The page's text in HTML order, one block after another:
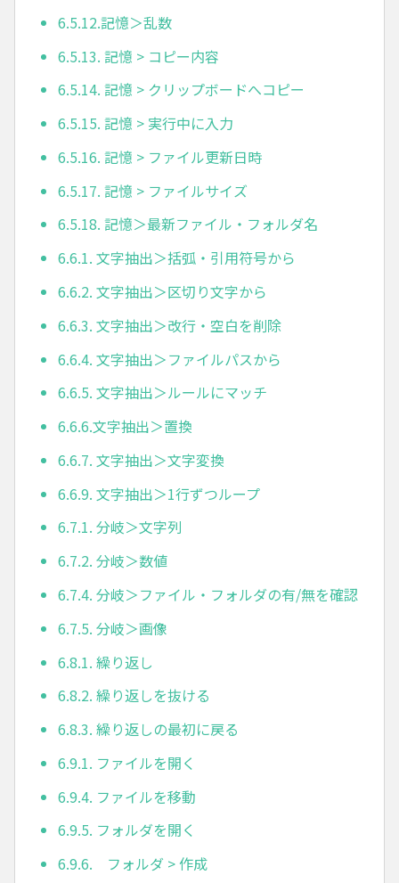
6.5.12.記憶＞乱数
6.5.13. 記憶 > コピー内容
6.5.14. 記憶 > クリップボードへコピー
6.5.15. 記憶 > 実行中に入力
6.5.16. 記憶 > ファイル更新日時
6.5.17. 記憶 > ファイルサイズ
6.5.18. 記憶＞最新ファイル・フォルダ名
6.6.1. 文字抽出＞括弧・引用符号から
6.6.2. 文字抽出＞区切り文字から
6.6.3. 文字抽出＞改行・空白を削除
6.6.4. 文字抽出＞ファイルパスから
6.6.5. 文字抽出＞ルールにマッチ
6.6.6.文字抽出＞置換
6.6.7. 文字抽出＞文字変換
6.6.9. 文字抽出＞1行ずつループ
6.7.1. 分岐＞文字列
6.7.2. 分岐＞数値
6.7.4. 分岐＞ファイル・フォルダの有/無を確認
6.7.5. 分岐＞画像
6.8.1. 繰り返し
6.8.2. 繰り返しを抜ける
6.8.3. 繰り返しの最初に戻る
6.9.1. ファイルを開く
6.9.4. ファイルを移動
6.9.5. フォルダを開く
6.9.6. フォルダ > 作成